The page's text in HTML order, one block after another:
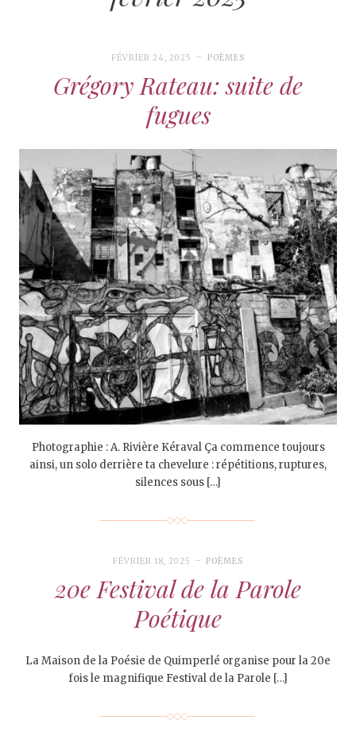
FÉVRIER 24, 2025 POÈMES
Grégory Rateau: suite de
fugues
Photographie : A. Rivière Kéraval Ça commence toujours
ainsi, un solo derrière ta chevelure : répétitions, ruptures,
silences sous […]
FÉVRIER 18, 2025 POÈMES
20e Festival de la Parole
Poétique
La Maison de la Poésie de Quimperlé organise pour la 20e
fois le magnifique Festival de la Parole […]